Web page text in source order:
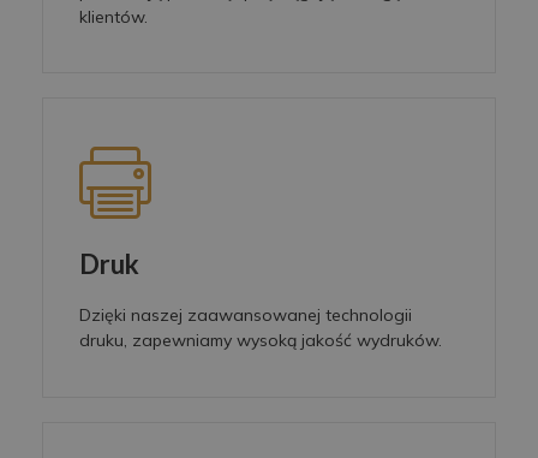
klientów.
Druk
Dzięki naszej zaawansowanej technologii
druku, zapewniamy wysoką jakość wydruków.